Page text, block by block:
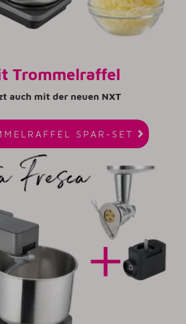
Trommelraffel
auch mit der neuen NXT

SPAR-SET